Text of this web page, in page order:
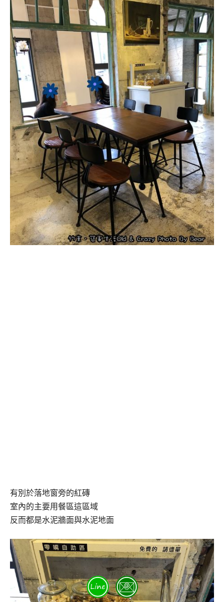
有別於落地窗旁的紅磚
室內的主要用餐區這區域
反而都是水泥牆面與水泥地面